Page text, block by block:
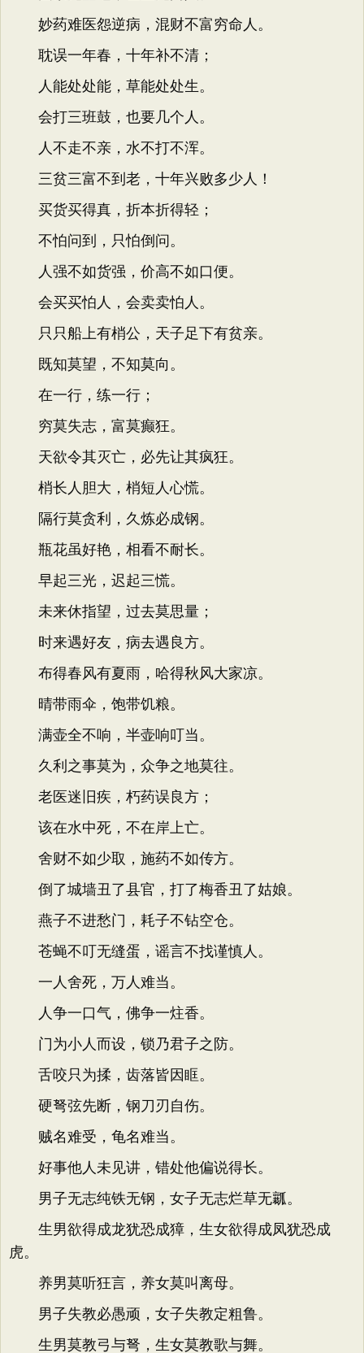
妙药难医怨逆病，混财不富穷命人。
耽误一年春，十年补不清；
人能处处能，草能处处生。
会打三班鼓，也要几个人。
人不走不亲，水不打不浑。
三贫三富不到老，十年兴败多少人！
买货买得真，折本折得轻；
不怕问到，只怕倒问。
人强不如货强，价高不如口便。
会买买怕人，会卖卖怕人。
只只船上有梢公，天子足下有贫亲。
既知莫望，不知莫向。
在一行，练一行；
穷莫失志，富莫癫狂。
天欲令其灭亡，必先让其疯狂。
梢长人胆大，梢短人心慌。
隔行莫贪利，久炼必成钢。
瓶花虽好艳，相看不耐长。
早起三光，迟起三慌。
未来休指望，过去莫思量；
时来遇好友，病去遇良方。
布得春风有夏雨，哈得秋风大家凉。
晴带雨伞，饱带饥粮。
满壶全不响，半壶响叮当。
久利之事莫为，众争之地莫往。
老医迷旧疾，朽药误良方；
该在水中死，不在岸上亡。
舍财不如少取，施药不如传方。
倒了城墙丑了县官，打了梅香丑了姑娘。
燕子不进愁门，耗子不钻空仓。
苍蝇不叮无缝蛋，谣言不找谨慎人。
一人舍死，万人难当。
人争一口气，佛争一炷香。
门为小人而设，锁乃君子之防。
舌咬只为揉，齿落皆因眶。
硬弩弦先断，钢刀刃自伤。
贼名难受，龟名难当。
好事他人未见讲，错处他偏说得长。
男子无志纯铁无钢，女子无志烂草无瓤。
生男欲得成龙犹恐成獐，生女欲得成凤犹恐成
虎。
养男莫听狂言，养女莫叫离母。
男子失教必愚顽，女子失教定粗鲁。
生男莫教弓与弩，生女莫教歌与舞。